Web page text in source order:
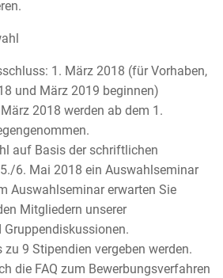
1. März 2018 (für Vorhaben,
und März 2019 beginnen)
2018 werden ab dem 1.
auf Basis der schriftlichen
6. Mai 2018 ein Auswahlseminar
Auswahlseminar erwarten Sie
Mitgliedern unserer
9 Stipendien vergeben werden.
die FAQ zum Bewerbungsverfahren